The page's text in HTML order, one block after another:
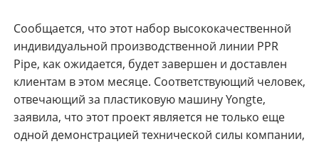
Сообщается, что этот набор высококачественной
индивидуальной производственной линии PPR
Pipe, как ожидается, будет завершен и доставлен
клиентам в этом месяце. Соответствующий человек,
отвечающий за пластиковую машину Yongte,
заявила, что этот проект является не только еще
одной демонстрацией технической силы компании,